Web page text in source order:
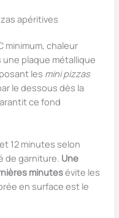
apéritives
minimum, chaleur
plaque métallique
les mini pizzas
le dessous dès la
ce fond
12 minutes selon
de garniture. Une
minutesévite les
en surface est le